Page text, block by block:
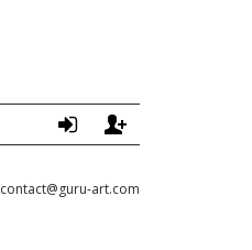
contact@guru-art.com